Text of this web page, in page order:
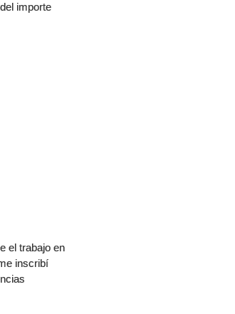
importe
el trabajo en
inscribí